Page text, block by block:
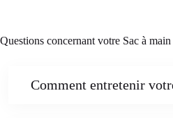
Questions concernant votre Sac à
Comment entretenir